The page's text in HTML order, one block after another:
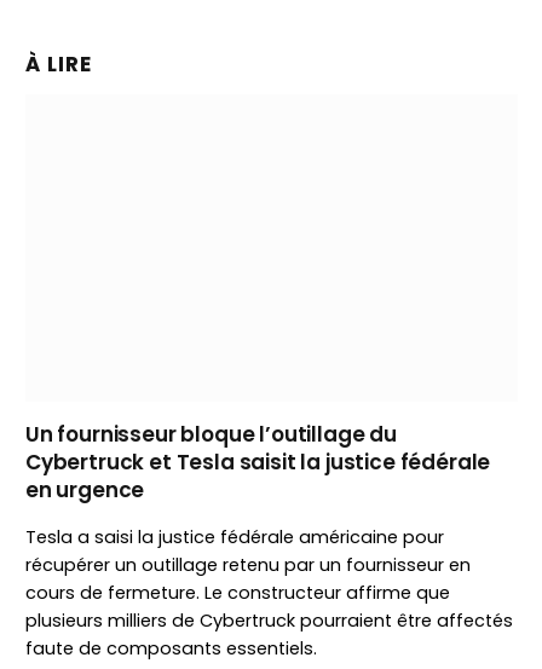
À LIRE
Un fournisseur bloque l’outillage du
Cybertruck et Tesla saisit la justice fédérale
en urgence
Tesla a saisi la justice fédérale américaine pour
récupérer un outillage retenu par un fournisseur en
cours de fermeture. Le constructeur affirme que
plusieurs milliers de Cybertruck pourraient être affectés
faute de composants essentiels.